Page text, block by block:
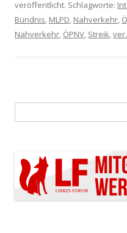
veröffentlicht. Schlagworte:
Bündnis, MLPD, Nahverkehr,
Nahverkehr, ÖPNV, Streik,